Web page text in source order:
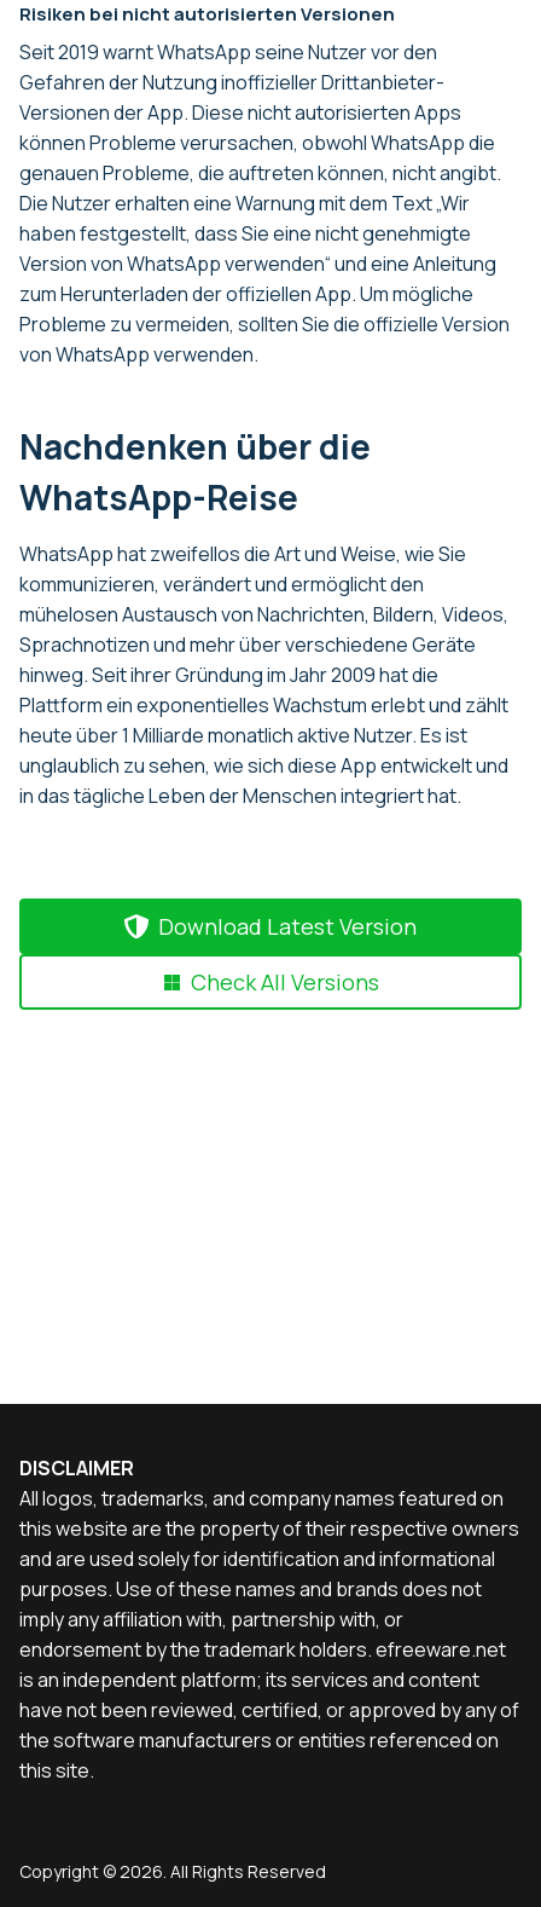
Risiken bei nicht autorisierten Versionen
Seit 2019 warnt WhatsApp seine Nutzer vor den
Gefahren der Nutzung inoffizieller Drittanbieter-
Versionen der App. Diese nicht autorisierten Apps
können Probleme verursachen, obwohl WhatsApp die
genauen Probleme, die auftreten können, nicht angibt.
Die Nutzer erhalten eine Warnung mit dem Text „Wir
haben festgestellt, dass Sie eine nicht genehmigte
Version von WhatsApp verwenden“ und eine Anleitung
zum Herunterladen der offiziellen App. Um mögliche
Probleme zu vermeiden, sollten Sie die offizielle Version
von WhatsApp verwenden.
Nachdenken über die
WhatsApp-Reise
WhatsApp hat zweifellos die Art und Weise, wie Sie
kommunizieren, verändert und ermöglicht den
mühelosen Austausch von Nachrichten, Bildern, Videos,
Sprachnotizen und mehr über verschiedene Geräte
hinweg. Seit ihrer Gründung im Jahr 2009 hat die
Plattform ein exponentielles Wachstum erlebt und zählt
heute über 1 Milliarde monatlich aktive Nutzer. Es ist
unglaublich zu sehen, wie sich diese App entwickelt und
in das tägliche Leben der Menschen integriert hat.
Download Latest Version
Check All Versions
DISCLAIMER
All logos, trademarks, and company names featured on
this website are the property of their respective owners
and are used solely for identification and informational
purposes. Use of these names and brands does not
imply any affiliation with, partnership with, or
endorsement by the trademark holders. efreeware.net
is an independent platform; its services and content
have not been reviewed, certified, or approved by any of
the software manufacturers or entities referenced on
this site.
Copyright © 2026. All Rights Reserved